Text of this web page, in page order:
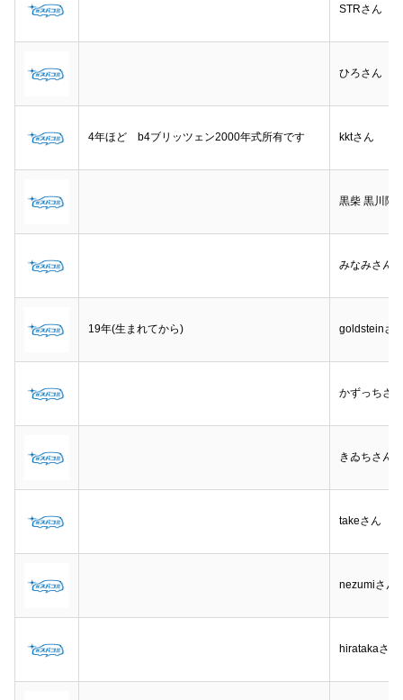
STRさん
ひろさん
4年ほど b4ブリッツェン2000年式所有です kktさん
黒柴 黒川隊
みなみさん
19年(生まれてから) goldsteinさ
かずっちさん
きゐちさん
takeさん
nezumiさん
hiratakaさん